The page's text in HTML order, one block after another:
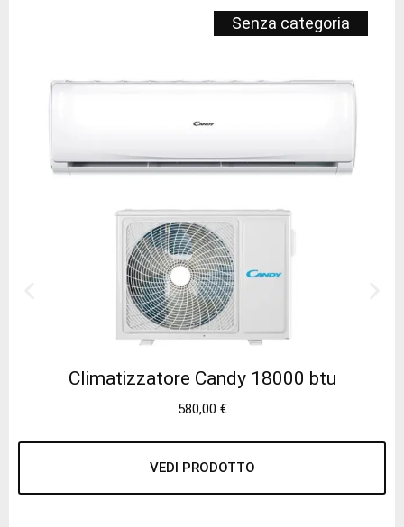
Senza categoria
Climatizzatore Candy 18000 btu
580,00 €
VEDI PRODOTTO